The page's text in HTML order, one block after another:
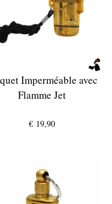
Imperméable avec
Flamme Jet
€ 19,90